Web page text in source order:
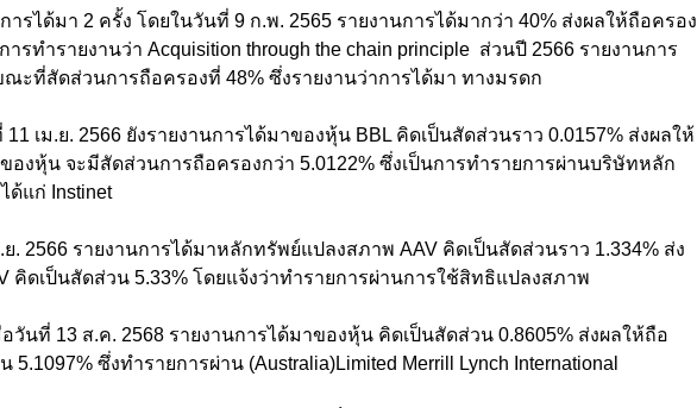
ารได้มา 2 ครั้ง โดยในวันที่ 9 ก.พ. 2565 รายงานการได้มากว่า 40% ส่งผลให้ถือครอง
ารทำรายงานว่า Acquisition through the chain principle ส่วนปี 2566 รายงานการ
ณะที่สัดส่วนการถือครองที่ 48% ซึ่งรายงานว่าการได้มา ทางมรดก
เม.ย. 2566 ยังรายงานการได้มาของหุ้น BBL คิดเป็นสัดส่วนราว 0.0157% ส่งผลให้
องหุ้น จะมีสัดส่วนการถือครองกว่า 5.0122% ซึ่งเป็นการทำรายการผ่านบริษัทหลัก
ด้แก่ Instinet
. 2566 รายงานการได้มาหลักทรัพย์แปลงสภาพ AAV คิดเป็นสัดส่วนราว 1.334% ส่ง
คิดเป็นสัดส่วน 5.33% โดยแจ้งว่าทำรายการผ่านการใช้สิทธิแปลงสภาพ
วันที่ 13 ส.ค. 2568 รายงานการได้มาของหุ้น คิดเป็นสัดส่วน 0.8605% ส่งผลให้ถือ
5.1097% ซึ่งทำรายการผ่าน (Australia)Limited Merrill Lynch International